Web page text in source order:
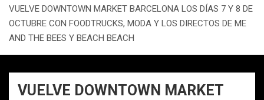
VUELVE DOWNTOWN MARKET BARCELONA LOS DÍAS 7 Y 8 DE
OCTUBRE CON FOODTRUCKS, MODA Y LOS DIRECTOS DE ME
AND THE BEES Y BEACH BEACH
VUELVE DOWNTOWN MARKET